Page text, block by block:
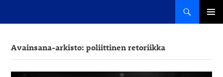
Avainsana-arkisto: poliittinen retoriikka